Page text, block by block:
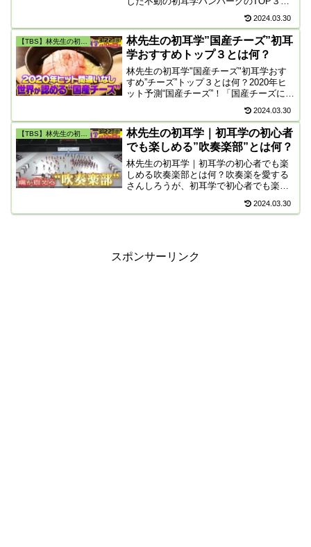
ーグや“豚肉100％”のハンバーグが登場！
日常の生活の中で気軽にできる “ながらス
トレッチ” の方法とは？
2024.03.30
林先生の初耳学”国産チーズ”初耳
学おすすめトップ３とは何？
林先生の初耳学"国産チーズ"初耳学おす
すめ”チーズ”トップ３とは何？2020年ヒ
ット予測“国産チーズ”！「国産チーズに革
命を起こした2020年不動の初耳学国産チ
ーズ」とは何？初耳学の国産チーズヒッ
ト予測！吹奏楽部の魅力「初心者でも楽
しめる吹奏楽部」とは何？
2024.03.30
林先生の初耳学｜初耳学の初心者
でも楽しめる”吹奏楽部”とは何？
林先生の初耳学｜初耳学の初心者でも楽
しめる吹奏楽部とは何？吹奏楽を愛する
さんしろうが、初耳学で初心者でも楽し
なる吹奏楽部の魅力を教えてくれる。県
2024.03.30
スポンサーリンク